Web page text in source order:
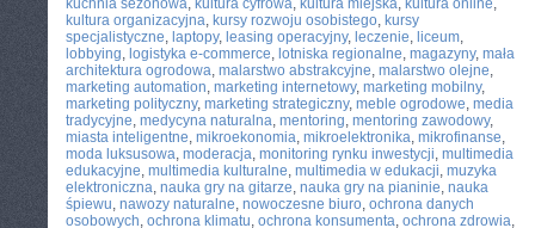
kuchnia sezonowa, kultura cyfrowa, kultura miejska, kultura online,
kultura organizacyjna, kursy rozwoju osobistego, kursy
specjalistyczne, laptopy, leasing operacyjny, leczenie, liceum,
lobbying, logistyka e-commerce, lotniska regionalne, magazyny, mała
architektura ogrodowa, malarstwo abstrakcyjne, malarstwo olejne,
marketing automation, marketing internetowy, marketing mobilny,
marketing polityczny, marketing strategiczny, meble ogrodowe, media
tradycyjne, medycyna naturalna, mentoring, mentoring zawodowy,
miasta inteligentne, mikroekonomia, mikroelektronika, mikrofinanse,
moda luksusowa, moderacja, monitoring rynku inwestycji, multimedia
edukacyjne, multimedia kulturalne, multimedia w edukacji, muzyka
elektroniczna, nauka gry na gitarze, nauka gry na pianinie, nauka
śpiewu, nawozy naturalne, nowoczesne biuro, ochrona danych
osobowych, ochrona klimatu, ochrona konsumenta, ochrona zdrowia,